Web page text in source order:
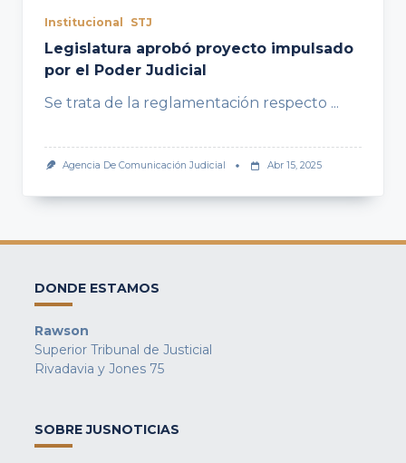
Institucional STJ
Legislatura aprobó proyecto impulsado
por el Poder Judicial
Se trata de la reglamentación respecto ...
Agencia De Comunicación Judicial Abr 15, 2025
DONDE ESTAMOS
Rawson
Superior Tribunal de Justicial
Rivadavia y Jones 75
SOBRE JUSNOTICIAS